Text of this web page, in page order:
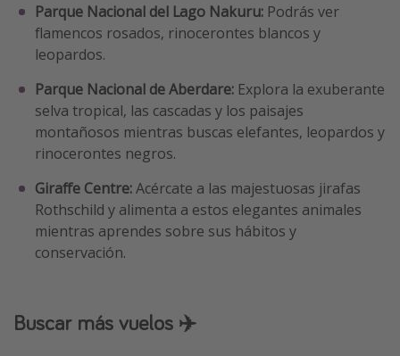
Parque Nacional del Lago Nakuru: Podrás ver
flamencos rosados, rinocerontes blancos y
leopardos.
Parque Nacional de Aberdare: Explora la exuberante
selva tropical, las cascadas y los paisajes
montañosos mientras buscas elefantes, leopardos y
rinocerontes negros.
Giraffe Centre:Acércate a las majestuosas jirafas
Rothschild y alimenta a estos elegantes animales
mientras aprendes sobre sus hábitos y
conservación.
Buscar más vuelos ✈️